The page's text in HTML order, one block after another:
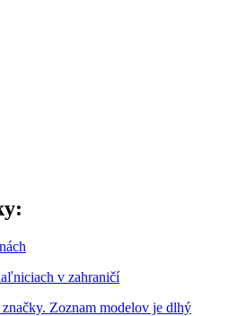
v zahraničí
Zoznam modelov je dlhý